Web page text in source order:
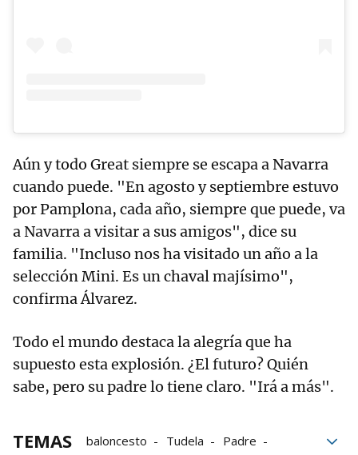
Aún y todo Great siempre se escapa a Navarra
cuando puede. "En agosto y septiembre estuvo
por Pamplona, cada año, siempre que puede, va
a Navarra a visitar a sus amigos", dice su
familia. "Incluso nos ha visitado un año a la
selección Mini. Es un chaval majísimo",
confirma Álvarez.
Todo el mundo destaca la alegría que ha
supuesto esta explosión. ¿El futuro? Quién
sabe, pero su padre lo tiene claro. "Irá a más".
TEMAS baloncesto Tudela
Padre